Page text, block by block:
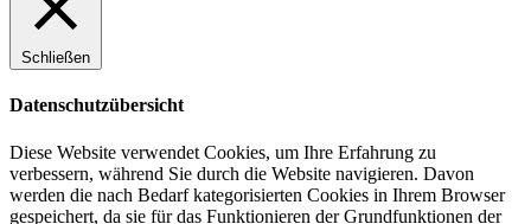
Schließen
Datenschutzübersicht
Diese Website verwendet Cookies, um Ihre Erfahrung zu
verbessern, während Sie durch die Website navigieren. Davon
werden die nach Bedarf kategorisierten Cookies in Ihrem Browser
gespeichert, da sie für das Funktionieren der Grundfunktionen der